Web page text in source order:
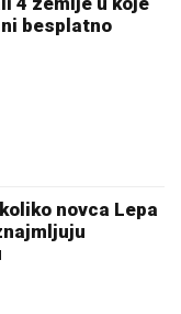
besplatno
novca Lepa